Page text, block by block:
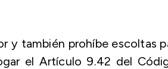
y también prohíbe escoltas
el Artículo 9.42 del